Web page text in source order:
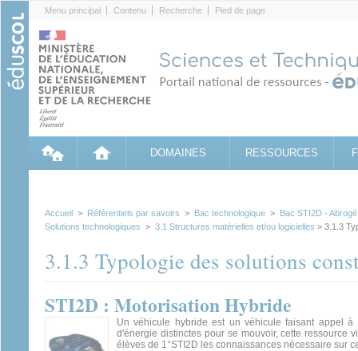
Menu principal Contenu Recherche Pied de page
DOMAINES RESSOURCES
Accueil > Référentiels par savoirs > Bac technologique > Bac STI2D - Abrogé
Solutions technologiques > 3.1 Structures matérielles et/ou logicielles > 3.1.3
3.1.3 Typologie des solutions
STI2D : Motorisation Hybride
Un véhicule hybride est un véhicule faisant appel à
d'énergie distinctes pour se mouvoir, cette ressource
élèves de 1°STI2D les connaissances nécessaire sur